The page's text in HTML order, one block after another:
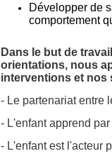
Développer de
comportement
Dans le but de
orientations, nous
interventions et nos
- Le partenariat entre
- L'enfant apprend
- L'enfant est l'acteur